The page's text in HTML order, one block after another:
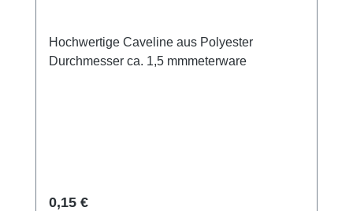
Hochwertige Caveline aus Polyester
Durchmesser ca. 1,5 mmmeterware
Regulärer Preis:
0,15 €